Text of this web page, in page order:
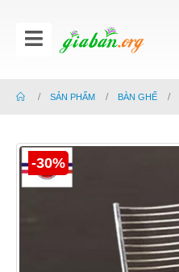
SẢN PHẨM BÀN GHẾ
-30%